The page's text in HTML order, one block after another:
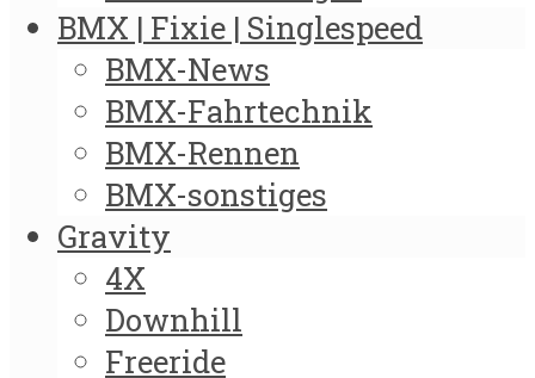
BMX | Fixie | Singlespeed
BMX-News
BMX-Fahrtechnik
BMX-Rennen
BMX-sonstiges
Gravity
4X
Downhill
Freeride